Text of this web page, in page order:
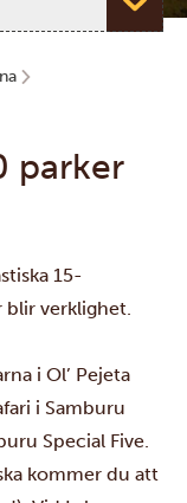
parker
15-
blir verklighet.
i Ol’ Pejeta
i Samburu
Special Five.
kommer du att